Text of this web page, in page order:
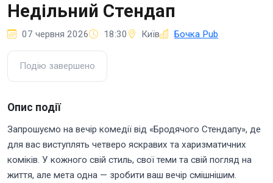
Недільний Стендап
07 червня 2026 18:30 Київ Бочка Pub
Подію завершено
Опис події
Запрошуємо на вечір комедії від «Бродячого Стендапу», де
для вас виступлять четверо яскравих та харизматичних
коміків. У кожного свій стиль, свої теми та свій погляд на
життя, але мета одна — зробити ваш вечір смішнішим.